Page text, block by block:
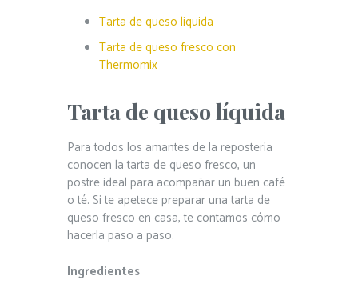
Tarta de queso liquida
Tarta de queso fresco con
Thermomix
Tarta de queso líquida
Para todos los amantes de la repostería
conocen la tarta de queso fresco, un
postre ideal para acompañar un buen café
o té. Si te apetece preparar una tarta de
queso fresco en casa, te contamos cómo
hacerla paso a paso.
Ingredientes